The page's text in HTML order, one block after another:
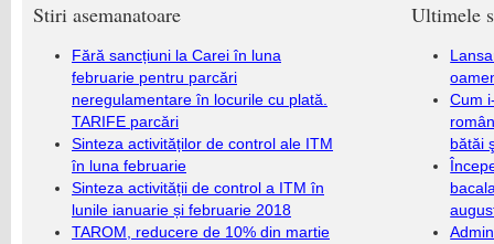
Stiri asemanatoare
Fără sancțiuni la Carei în luna
februarie pentru parcări
neregulamentare în locurile cu plată.
TARIFE parcări
Sinteza activităților de control ale ITM
în luna februarie
Sinteza activității de control a ITM în
lunile ianuarie și februarie 2018
TAROM, reducere de 10% din martie
Ultimele
Cum
bătăi